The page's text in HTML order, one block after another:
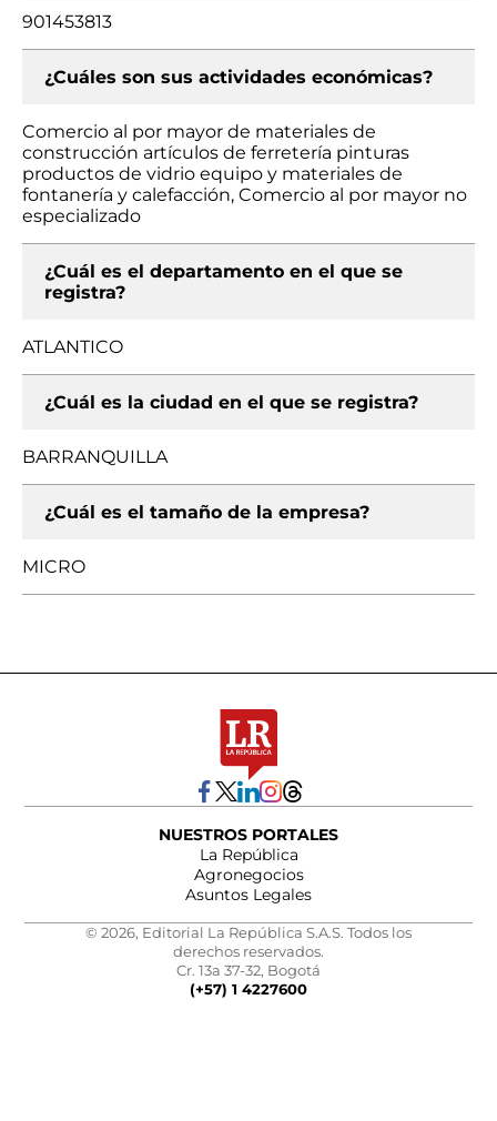
901453813
¿Cuáles son sus actividades económicas?
Comercio al por mayor de materiales de
construcción artículos de ferretería pinturas
productos de vidrio equipo y materiales de
fontanería y calefacción, Comercio al por mayor no
especializado
¿Cuál es el departamento en el que se
registra?
ATLANTICO
¿Cuál es la ciudad en el que se registra?
BARRANQUILLA
¿Cuál es el tamaño de la empresa?
MICRO
NUESTROS PORTALES
La República
Agronegocios
Asuntos Legales
© 2026, Editorial La República S.A.S. Todos los
derechos reservados.
Cr. 13a 37-32, Bogotá
(+57) 1 4227600